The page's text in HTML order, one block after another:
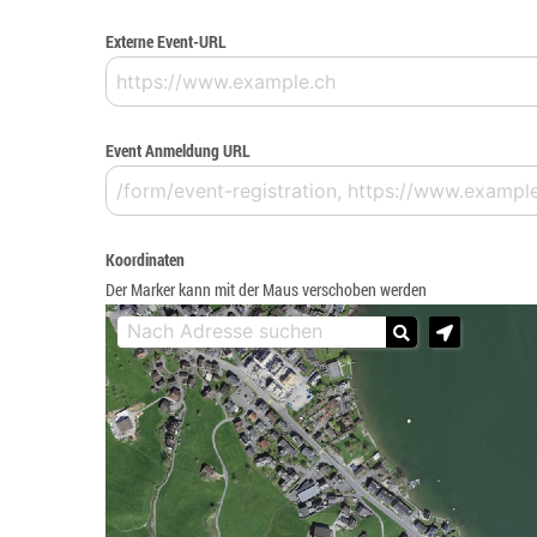
Externe Event-URL
Event Anmeldung URL
Koordinaten
Der Marker kann mit der Maus verschoben werden